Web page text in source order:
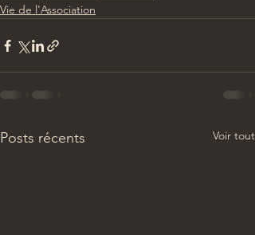
Vie de l'Association
Posts récents Voir tout